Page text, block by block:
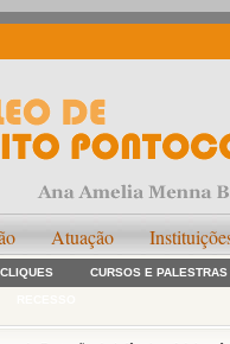
Atuação
CLIQUES CURSOS E PALESTRAS